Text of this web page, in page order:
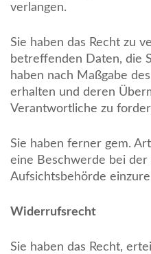
verlangen.
Sie haben das Recht zu
betreffenden Daten, die
haben nach Maßgabe
erhalten und deren
Verantwortliche zu
Sie haben ferner gem.
eine Beschwerde bei der
Aufsichtsbehörde
Widerrufsrecht
Sie haben das Recht,